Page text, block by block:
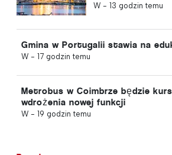
W - 13 godzin temu
Gmina w Portugalii stawia na
W - 17 godzin temu
Metrobus w Coimbrze będzie
wdrożenia nowej funkcji
W - 19 godzin temu